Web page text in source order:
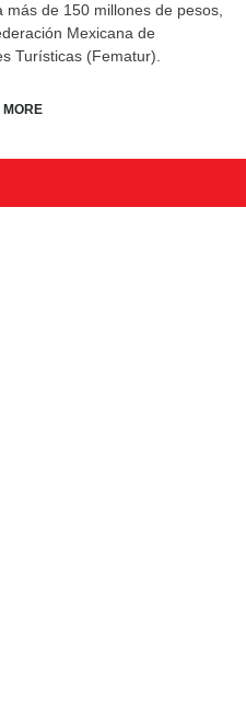
más de 150 millones de pesos,
Mexicana de
Turísticas (Fematur).
MORE